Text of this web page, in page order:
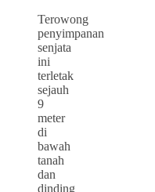
Terowong
penyimpanan
senjata
ini
terletak
sejauh
9
meter
di
bawah
tanah
dan
dinding